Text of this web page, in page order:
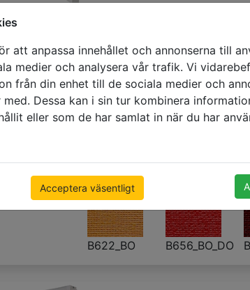
att anpassa innehållet och annonserna till
medier och analysera vår trafik. Vi
från din enhet till de sociala medier och
Dessa kan i sin tur kombinera
eller som de har samlat in när du har
Acceptera väsentligt
500 x 1000mm
€ 55.23 pris med moms
B622_BO B656_BO_DO